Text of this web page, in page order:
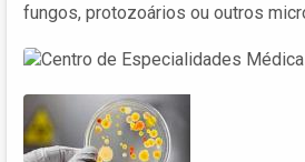
fungos, protozoários ou outros